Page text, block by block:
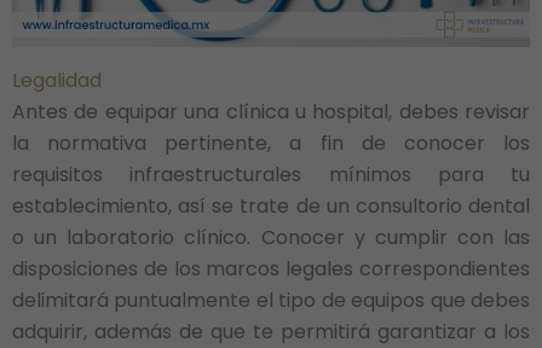
Legalidad
Antes de equipar una clínica u hospital, debes revisar
la normativa pertinente, a fin de conocer los
requisitos infraestructurales mínimos para tu
establecimiento, así se trate de un consultorio dental
o un laboratorio clínico. Conocer y cumplir con las
disposiciones de los marcos legales correspondientes
delimitará puntualmente el tipo de equipos que debes
adquirir, además de que te permitirá garantizar a los